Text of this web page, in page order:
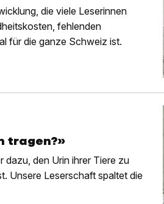
die viele Leserinnen
fehlenden
für die ganze Schweiz ist.
tragen?»
dazu, den Urin ihrer Tiere zu
Unsere Leserschaft spaltet die